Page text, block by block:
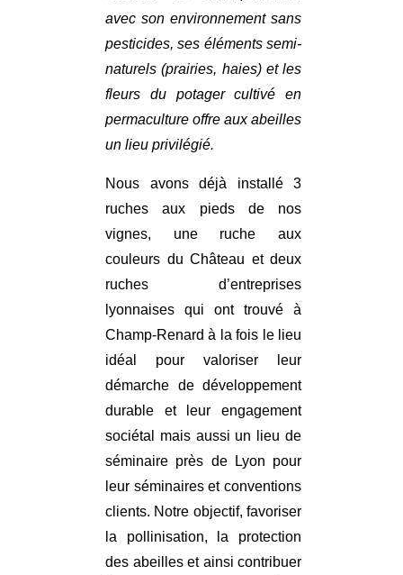
avec son environnement sans
pesticides, ses éléments semi-
naturels (prairies, haies) et les
fleurs du potager cultivé en
permaculture offre aux abeilles
un lieu privilégié.
Nous avons déjà installé 3
ruches aux pieds de nos
vignes, une ruche aux
couleurs du Château et deux
ruches d’entreprises
lyonnaises qui ont trouvé à
Champ-Renard à la fois le lieu
idéal pour valoriser leur
démarche de développement
durable et leur engagement
sociétal mais aussi un lieu de
séminaire près de Lyon pour
leur séminaires et conventions
clients. Notre objectif, favoriser
la pollinisation, la protection
des abeilles et ainsi contribuer